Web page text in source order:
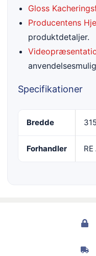
Gloss
Producentens
produktdetaljer.
Specifikationer
Bredde
Forhandler